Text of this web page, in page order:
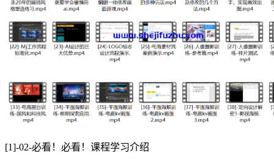
[1]-02-必看！必看！课程学习介绍